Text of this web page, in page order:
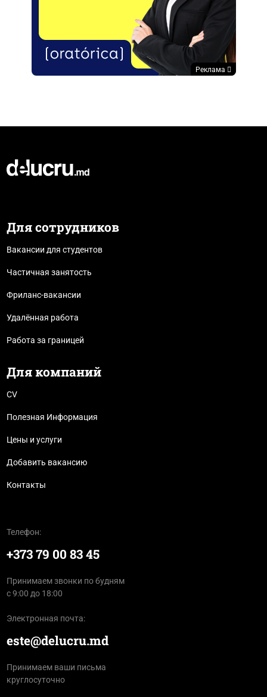
Реклама
Для сотрудников
Вакансии для студентов
Частичная занятость
Фриланс-вакансии
Удалённая работа
Работа за границей
Для компаний
CV
Полезная Информация
Цены и услуги
Добавить вакансию
Контакты
Телефон:
+373 79 00 83 45
Принимаем звонки по будням
с 9:00 до 18:00
Электронная почта:
este@delucru.md
Принимаем ваши письма
круглосуточно